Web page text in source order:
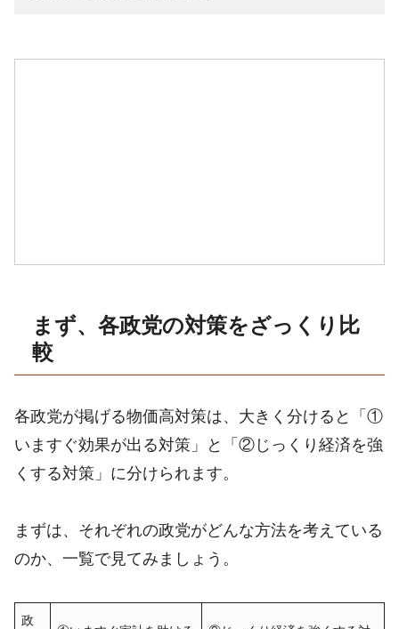
まず、各政党の対策をざっくり比
較
各政党が掲げる物価高対策は、大きく分けると「①
いますぐ効果が出る対策」と「②じっくり経済を強
くする対策」に分けられます。
まずは、それぞれの政党がどんな方法を考えている
のか、一覧で見てみましょう。
政